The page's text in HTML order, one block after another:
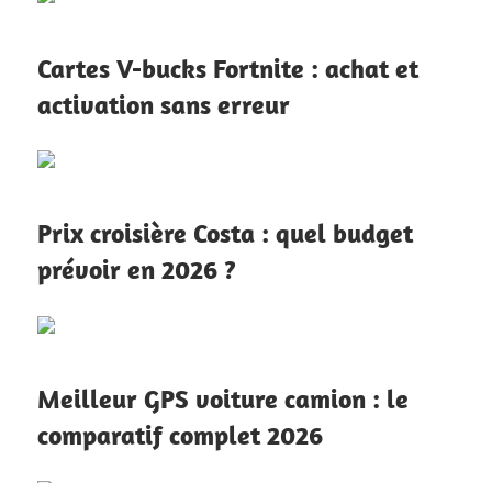
Cartes V-bucks Fortnite : achat et
activation sans erreur
Prix croisière Costa : quel budget
prévoir en 2026 ?
Meilleur GPS voiture camion : le
comparatif complet 2026